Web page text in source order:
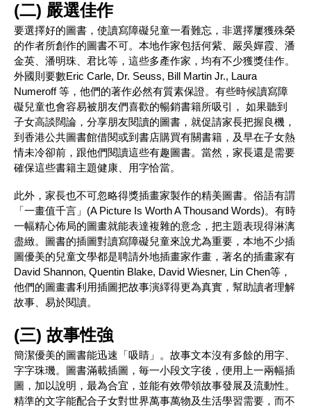
(二) 嚴選佳作
要選擇好的圖書，使讀寫障礙兒童一看難忘，非選擇屢獲殊榮
的作者所創作的圖書不可。本地作家包括何紫、嚴吳嬋霞、潘
金英、潘明珠、君比等，這些多產作家，均有不少獲獎佳作。
外國則要數Eric Carle, Dr. Seuss, Bill Martin Jr., Laura
Numeroff 等，他們的著作必然有質素保證。有些時候讀寫障
礙兒童也會容易被朋友們喜歡的暢銷書籍所吸引， 如果聽到
子女高談闊論，分享朋友閱讀的圖書，就促請家長把握良機，
到香港公共圖書館借閱或到書店購買有關書籍，及早在子女熱
情未冷卻前，跟他們閱讀這些有趣圖書。當然，家長還是需要
確保這些書籍主題健康、用字恰當。
此外，家長也不可忽略得獎插畫家製作的精美圖書。俗語有謂
「一畫值千言」(A Picture Is Worth A Thousand Words)。有時
一幅精心佈局的圖畫就能表達複雜的意念，把主題表現得淋漓
盡緻。圖書的插圖對讀寫障礙兒童來說尤為重要，本地不少插
圖優美的兒童文學都是聘請外地插畫家作畫，著名的插畫家有
David Shannon, Quentin Blake, David Wiesner, Lin Chen等，
他們的圖畫書利用插圖把故事演繹得更為真實，幫助讀者理解
故事、易於閱讀。
(三) 故事性強
簡潔優美的圖書能迅速「吸睛」。故事文本沒有多餘的用字、
字字珠璣。圖書滿載插圖，毎一小段文字後，便用上一兩幅插
圖，加以說明，最為合宜，並能有效帶領故事發展及流動性。
精準的文字能配合子女對世界萬事萬物及生活學習需要，而不